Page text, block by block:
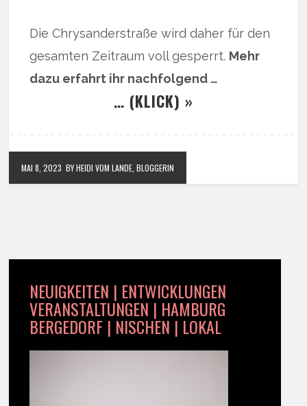
Die Chrysanderstraße wird daher für den
gesamten Zeitraum voll gesperrt. Mehr
dazu erfahrt ihr nachfolgend …
… (KLICK) »
MAI 8, 2023 BY HEIDI VOM LANDE, BLOGGERIN
NEUIGKEITEN | ENTWICKLUNGEN
VERANSTALTUNGEN | HAMBURG
BERGEDORF | NISCHEN | LOKAL